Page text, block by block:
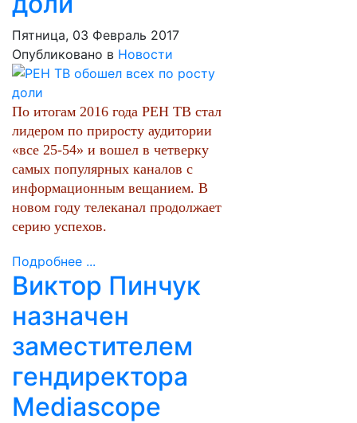
Пятница, 03 Февраль 2017
Опубликовано в Новости
По итогам 2016 года РЕН ТВ стал
лидером по приросту аудитории
«все 25-54» и вошел в четверку
самых популярных каналов с
информационным вещанием. В
новом году телеканал продолжает
серию успехов.
Подробнее ...
Виктор Пинчук
назначен
заместителем
гендиректора
Mediascope